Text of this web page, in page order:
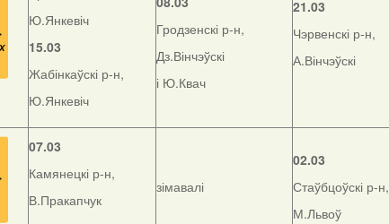
Ю.Янкевіч
15.03
Жабінкаўскі р-н,
Ю.Янкевіч
Гродзенскі р-н,
Дз.Вінчэўскі
і Ю.Квач
21.03
Чэрвенскі р-н,
А.Вінчэўскі
07.03
Камянецкі р-н,
В.Пракапчук
зімавалі
02.03
Стаўбцоўскі р-н,
М.Львоў